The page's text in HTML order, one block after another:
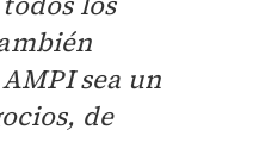
sea un
de